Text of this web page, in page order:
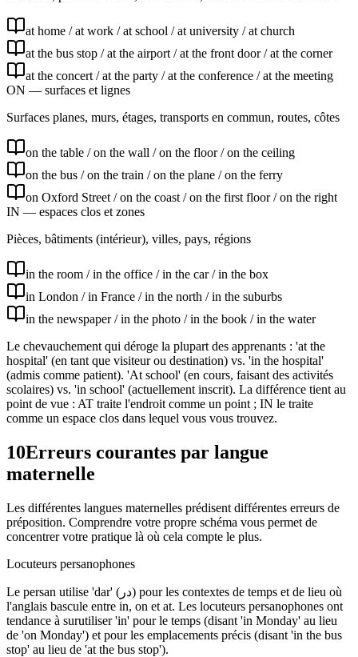
at home / at work / at school / at university / at church
at the bus stop / at the airport / at the front door / at the corner
at the concert / at the party / at the conference / at the meeting
ON — surfaces et lignes
Surfaces planes, murs, étages, transports en commun, routes, côtes
on the table / on the wall / on the floor / on the ceiling
on the bus / on the train / on the plane / on the ferry
on Oxford Street / on the coast / on the first floor / on the right
IN — espaces clos et zones
Pièces, bâtiments (intérieur), villes, pays, régions
in the room / in the office / in the car / in the box
in London / in France / in the north / in the suburbs
in the newspaper / in the photo / in the book / in the water
Le chevauchement qui déroge la plupart des apprenants : 'at the
hospital' (en tant que visiteur ou destination) vs. 'in the hospital'
(admis comme patient). 'At school' (en cours, faisant des activités
scolaires) vs. 'in school' (actuellement inscrit). La différence tient au
point de vue : AT traite l'endroit comme un point ; IN le traite
comme un espace clos dans lequel vous vous trouvez.
10Erreurs courantes par langue
maternelle
Les différentes langues maternelles prédisent différentes erreurs de
préposition. Comprendre votre propre schéma vous permet de
concentrer votre pratique là où cela compte le plus.
Locuteurs persanophones
Le persan utilise 'dar' (در) pour les contextes de temps et de lieu où
l'anglais bascule entre in, on et at. Les locuteurs persanophones ont
tendance à surutiliser 'in' pour le temps (disant 'in Monday' au lieu
de 'on Monday') et pour les emplacements précis (disant 'in the bus
stop' au lieu de 'at the bus stop').